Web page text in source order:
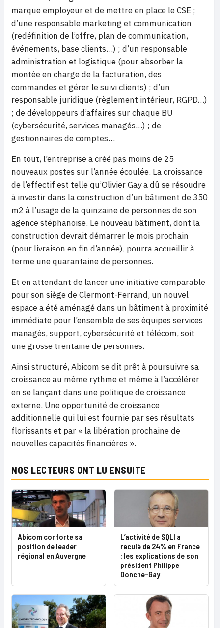
marque employeur et de mettre en place le CSE ;
d’une responsable marketing et communication
(redéfinition de l’offre, plan de communication,
événements, base clients…) ; d’un responsable
administration et logistique (pour absorber la
montée en charge de la facturation, des
commandes et gérer le suivi clients) ; d’un
responsable juridique (règlement intérieur, RGPD…)
; de développeurs d’affaires sur chaque BU
(cybersécurité, services managés…) ; de
gestionnaires de comptes…
En tout, l’entreprise a créé pas moins de 25
nouveaux postes sur l’année écoulée. La croissance
de l’effectif est telle qu’Olivier Gay a dû se résoudre
à investir dans la construction d’un bâtiment de 350
m2 à l’usage de la quinzaine de personnes de son
agence stéphanoise. Le nouveau bâtiment, dont la
construction devrait démarrer le mois prochain
(pour livraison en fin d’année), pourra accueillir à
terme une quarantaine de personnes.
Et en attendant de lancer une initiative comparable
pour son siège de Clermont-Ferrand, un nouvel
espace a été aménagé dans un bâtiment à proximité
immédiate pour l’ensemble de ses équipes services
managés, support, cybersécurité et télécom, soit
une grosse trentaine de personnes.
Ainsi structuré, Abicom se dit prêt à poursuivre sa
croissance au même rythme et même à l’accélérer
en se lançant dans une politique de croissance
externe. Une opportunité de croissance
additionnelle qui lui est fournie par ses résultats
florissants et par « la libération prochaine de
nouvelles capacités financières ».
NOS LECTEURS ONT LU ENSUITE
Abicom conforte sa
position de leader
régional en Auvergne
L’activité de SQLI a
reculé de 24% en France
: les explications de son
président Philippe
Donche-Gay